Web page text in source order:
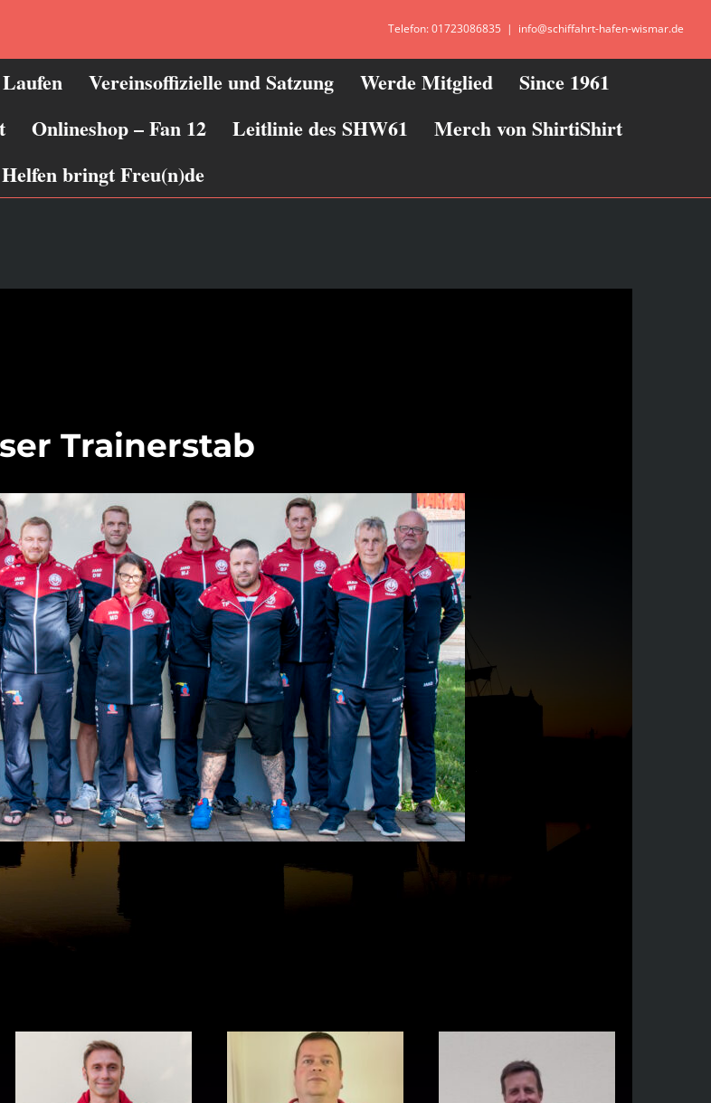
Telefon: 01723086835 | info@schiffahrt-hafen-wismar.de
Laufen Vereinsoffizielle und Satzung Werde Mitglied
Since 1961
Onlineshop – Fan 12 Leitlinie des SHW61
Merch von ShirtiShirt
Helfen bringt Freu(n)de
Trainerstab